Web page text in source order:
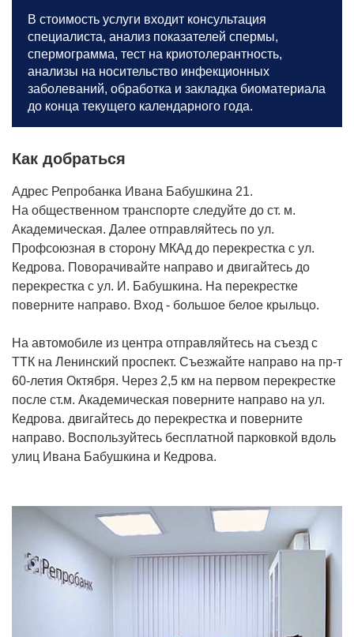
В стоимость услуги входит консультация
специалиста, анализ показателей спермы,
спермограмма, тест на криотолерантность,
анализы на носительство инфекционных
заболеваний, обработка и закладка биоматериала
до конца текущего календарного года.
Как добраться
Адрес Репробанка Ивана Бабушкина 21.
На общественном транспорте следуйте до ст. м.
Академическая. Далее отправляйтесь по ул.
Профсоюзная в сторону МКАд до перекрестка с ул.
Кедрова. Поворачивайте направо и двигайтесь до
перекрестка с ул. И. Бабушкина. На перекрестке
поверните направо. Вход - большое белое крыльцо.
На автомобиле из центра отправляйтесь на съезд с
ТТК на Ленинский проспект. Съезжайте направо на пр-т
60-летия Октября. Через 2,5 км на первом перекрестке
после ст.м. Академическая поверните направо на ул.
Кедрова. двигайтесь до перекрестка и поверните
направо. Воспользуйтесь бесплатной парковкой вдоль
улиц Ивана Бабушкина и Кедрова.